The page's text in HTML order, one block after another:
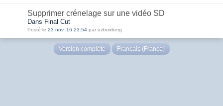
Supprimer crénelage sur une vidéo SD
Dans Final Cut
Posté le 23 nov. 16 23:54 par uzboxberg
Version complète Français (France)